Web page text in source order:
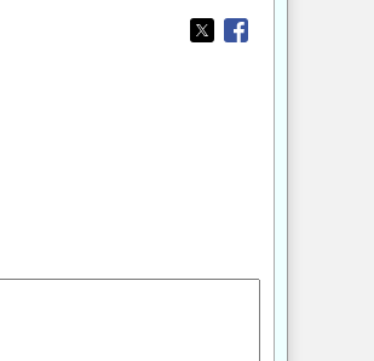
Opens in a new
Opens in a new